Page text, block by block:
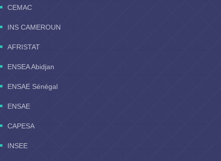
CEMAC
INS CAMEROUN
AFRISTAT
ENSEA Abidjan
ENSAE Sénégal
ENSAE
CAPESA
INSEE